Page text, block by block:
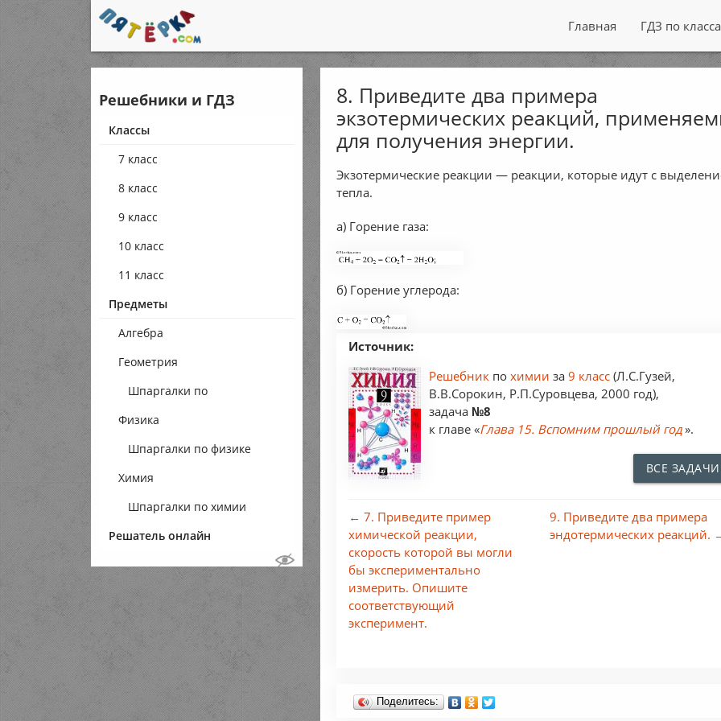
Главная ГДЗ по
Решебники и ГДЗ
Классы
7 класс
8 класс
9 класс
10 класс
11 класс
Предметы
Алгебра
Геометрия
Шпаргалки по
геометрии
Физика
Шпаргалки по физике
Химия
Шпаргалки по химии
Решатель онлайн
8. Приведите два примера
экзотермических реакций,
для получения энергии.
Экзотермические реакции — реакции, которые идут с
тепла.
а) Горение газа:
б) Горение углерода:
Источник:
Решебник похимииза9 класс (Л.С.Гузей,
В.В.Сорокин, Р.П.Суровцева, 2000 год),
задача №8
к главе «Глава 15. Вспомним прошлый год».
ВСЕ ЗАДАЧИ
← 7. Приведите пример
химической реакции,
скорость которой вы могли
бы экспериментально
измерить. Опишите
соответствующий
эксперимент.
9. Приведите два примера
эндотермических реакций.
Поделитесь: